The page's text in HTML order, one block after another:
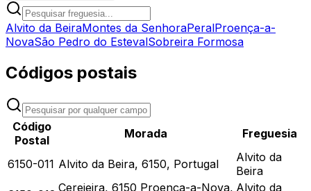
Alvito da BeiraMontes da SenhoraPeralProença-a-
NovaSão Pedro do EstevalSobreira Formosa
Códigos postais
Código
Postal
Morada Freguesia
6150-011 Alvito da Beira, 6150, Portugal
Alvito da
Beira
Cerejeira, 6150 Proença-a-Nova, Alvito da